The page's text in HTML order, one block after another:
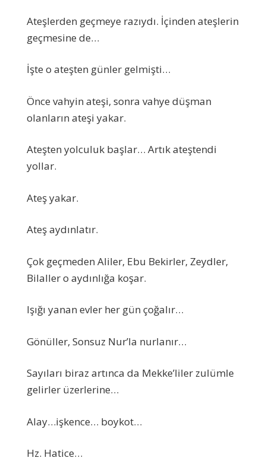
Ateşlerden geçmeye razıydı. İçinden ateşlerin
geçmesine de…
İşte o ateşten günler gelmişti…
Önce vahyin ateşi, sonra vahye düşman
olanların ateşi yakar.
Ateşten yolculuk başlar… Artık ateştendi
yollar.
Ateş yakar.
Ateş aydınlatır.
Çok geçmeden Aliler, Ebu Bekirler, Zeydler,
Bilaller o aydınlığa koşar.
Işığı yanan evler her gün çoğalır…
Gönüller, Sonsuz Nur’la nurlanır…
Sayıları biraz artınca da Mekke’liler zulümle
gelirler üzerlerine…
Alay…işkence… boykot…
Hz. Hatice…